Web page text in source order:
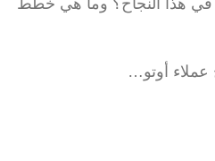
أوتو…